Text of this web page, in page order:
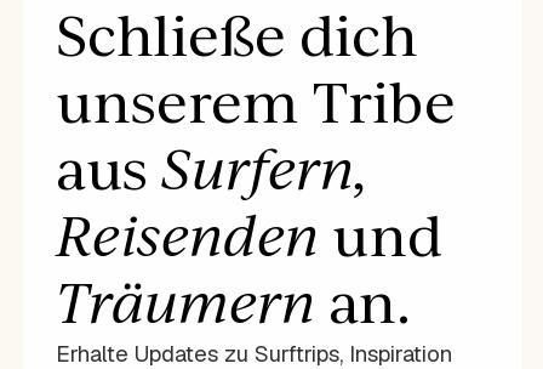
Schließe dich
unserem Tribe
ausSurfern,
Reisenden und
Träumern an.
Erhalte Updates zu Surftrips, Inspiration